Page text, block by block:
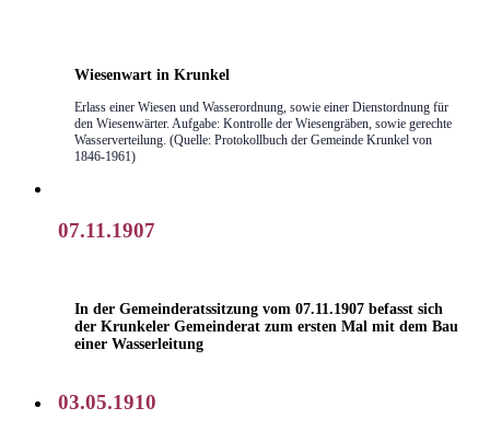
Wiesenwart in Krunkel
Erlass einer Wiesen und Wasserordnung, sowie einer Dienstordnung für
den Wiesenwärter. Aufgabe: Kontrolle der Wiesengräben, sowie gerechte
Wasserverteilung. (Quelle: Protokollbuch der Gemeinde Krunkel von
1846-1961)
07.11.1907
In der Gemeinderatssitzung vom 07.11.1907 befasst sich
der Krunkeler Gemeinderat zum ersten Mal mit dem Bau
einer Wasserleitung
03.05.1910